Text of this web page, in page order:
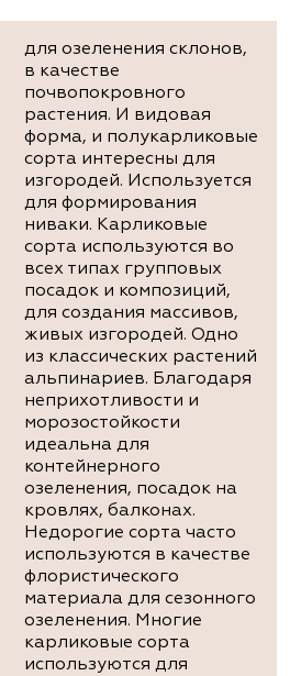
для озеленения склонов,
в качестве
почвопокровного
растения. И видовая
форма, и полукарликовые
сорта интересны для
изгородей. Используется
для формирования
ниваки. Карликовые
сорта используются во
всех типах групповых
посадок и композиций,
для создания массивов,
живых изгородей. Одно
из классических растений
альпинариев. Благодаря
неприхотливости и
морозостойкости
идеальна для
контейнерного
озеленения, посадок на
кровлях, балконах.
Недорогие сорта часто
используются в качестве
флористического
материала для сезонного
озеленения. Многие
карликовые сорта
используются для